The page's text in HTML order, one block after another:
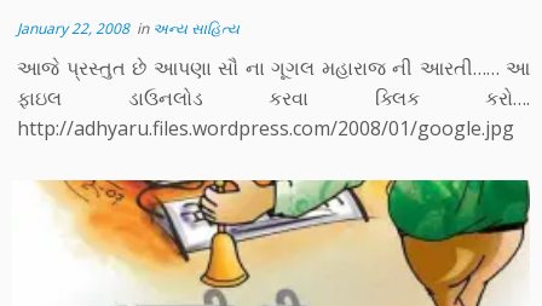
January 22, 2008in અન્ય સાહિત્ય
આજે પ્રસ્તુત છે આપણા સૌ ના ગૂગલ મહારાજ ની આરતી…… આ
ફાઇલ ડાઉનલોડ કરવા ક્લિક કરો….
http://adhyaru.files.wordpress.com/2008/01/google.jpg